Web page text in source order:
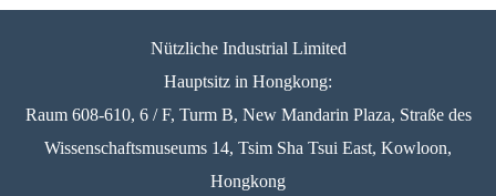
Nützliche Industrial Limited
Hauptsitz in Hongkong:
Raum 608-610, 6 / F, Turm B, New Mandarin Plaza, Straße des
Wissenschaftsmuseums 14, Tsim Sha Tsui East, Kowloon,
Hongkong